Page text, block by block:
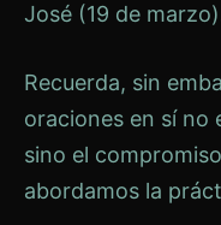
José (19 de
Recuerda, sin
oraciones en sí no
sino el
abordamos la